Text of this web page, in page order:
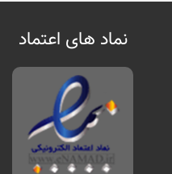
نماد های اعتماد